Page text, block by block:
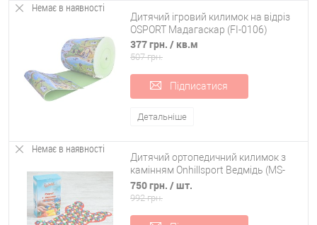
Немає в наявності
Дитячий ігровий килимок на відріз
OSPORT Мадагаскар (FI-0106)
377 грн. / кв.м
507 грн.
Підписатися
Детальніше
Немає в наявності
Дитячий ортопедичний килимок з
камінням Onhillsport Ведмідь (MS-
1268)
750 грн. / шт.
992 грн.